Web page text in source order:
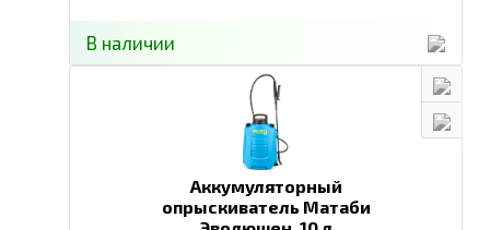
В наличии
Аккумуляторный
опрыскиватель Матаби